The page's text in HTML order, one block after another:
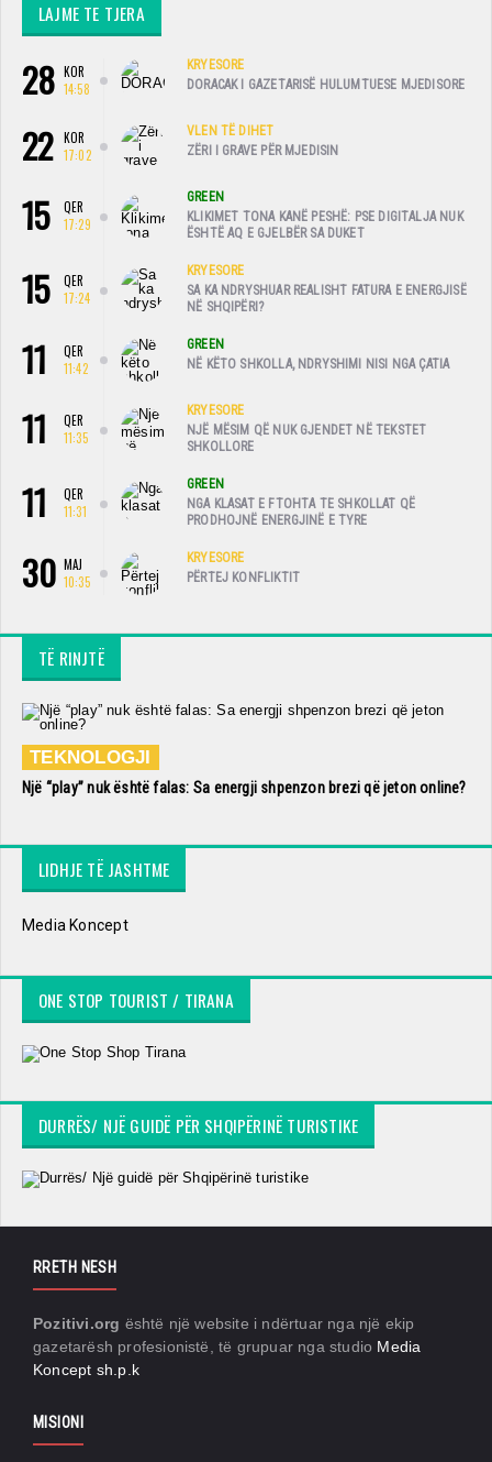
LAJME TE TJERA
28 KOR
14:58
KRYESORE
DORACAK I GAZETARISË HULUMTUESE MJEDISORE
22
KOR
17:02
VLEN TË DIHET
ZËRI I GRAVE PËR MJEDISIN
15
QER
17:29
GREEN
KLIKIMET TONA KANË PESHË: PSE DIGITALJA NUK
ËSHTË AQ E GJELBËR SA DUKET
15
QER
17:24
KRYESORE
SA KA NDRYSHUAR REALISHT FATURA E ENERGJISË
NË SHQIPËRI?
11
QER
11:42
GREEN
NË KËTO SHKOLLA, NDRYSHIMI NISI NGA ÇATIA
11
QER
11:35
KRYESORE
NJË MËSIM QË NUK GJENDET NË TEKSTET
SHKOLLORE
11
QER
11:31
GREEN
NGA KLASAT E FTOHTA TE SHKOLLAT QË
PRODHOJNË ENERGJINË E TYRE
30 MAJ
10:35
KRYESORE
PËRTEJ KONFLIKTIT
TË RINJTË
TEKNOLOGJI
Një “play” nuk është falas: Sa energji shpenzon brezi që jeton online?
LIDHJE TË JASHTME
Media Koncept
ONE STOP TOURIST / TIRANA
DURRËS/ NJË GUIDË PËR SHQIPËRINË TURISTIKE
RRETH NESH
Pozitivi.org është një website i ndërtuar nga një ekip
gazetarësh profesionistë, të grupuar nga studio Media
Koncept sh.p.k
MISIONI